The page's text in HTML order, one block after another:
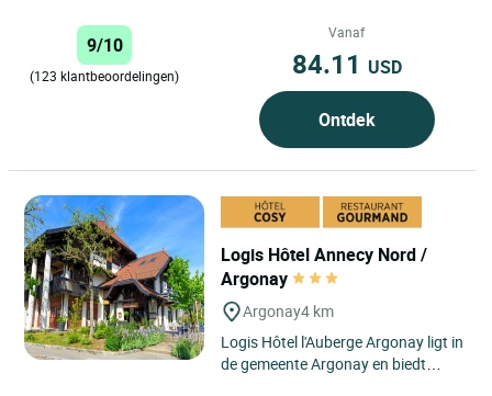
de bus (gratis in juli en...
9/10
(123 klantbeoordelingen)
Vanaf
84.11 USD
Ontdek
Logis Hôtel Annecy Nord /
Argonay
Argonay4 km
Logis Hôtel l'Auberge Argonay ligt in
de gemeente Argonay en biedt